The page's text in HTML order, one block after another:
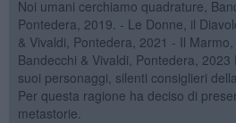
Noi umani cerchiamo quadrature,
Pontedera, 2019. - Le Donne, il
& Vivaldi, Pontedera, 2021 - Il Marmo,
Bandecchi & Vivaldi, Pontedera,
suoi personaggi, silenti consiglieri
Per questa ragione ha deciso di
metastorie.